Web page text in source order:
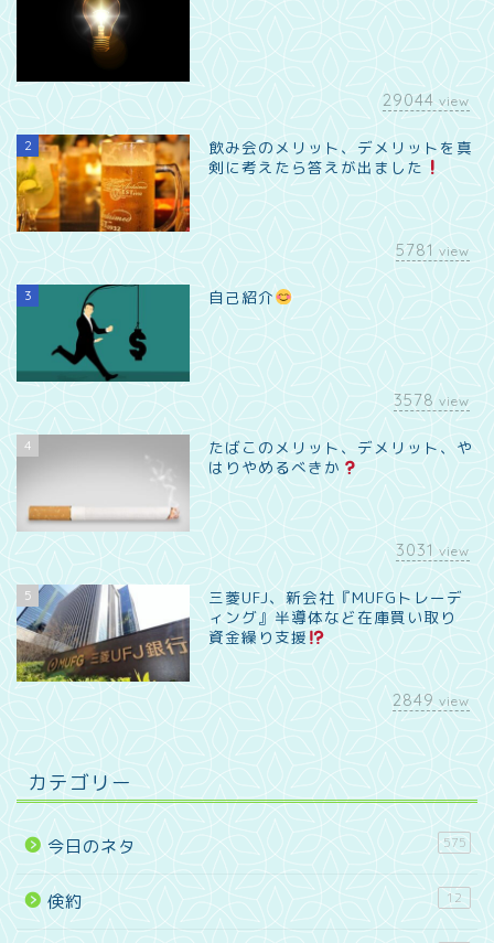
29044 view
2
飲み会のメリット、デメリットを真
剣に考えたら答えが出ました
5781 view
3 自己紹介
3578 view
4
たばこのメリット、デメリット、や
はりやめるべきか
3031 view
5
三菱UFJ、新会社『MUFGトレーデ
ィング』半導体など在庫買い取り
資金繰り支援
2849 view
カテゴリー
今日のネタ 575
倹約 12